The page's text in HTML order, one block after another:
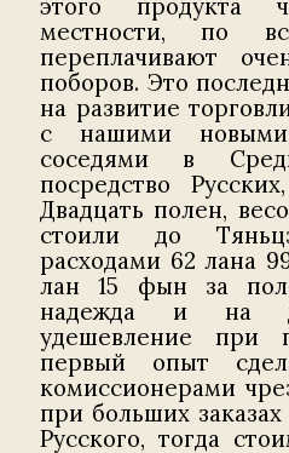
этого продукта
местности, по
переплачивают
поборов. Это
на развитие
с нашими
соседями в
посредство
Двадцать полен,
стоили до
расходами 62 лана
лан 15 фын за
надежда и на
удешевление при
первый опыт
комиссионерами
при больших
Русского, тогда